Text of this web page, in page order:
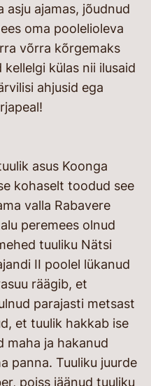
asju ajamas, jõudnud
oma poolelioleva
võrra kõrgemaks
külas nii ilusaid
ahjusid ega
asus Koonga
kohaselt toodud see
valla Rabavere
peremees olnud
tuuliku Nätsi
II poolel lükanud
räägib, et
parajasti metsast
et tuulik hakkab ise
maha ja hakanud
panna. Tuuliku juurde
poiss jäänud tuuliku